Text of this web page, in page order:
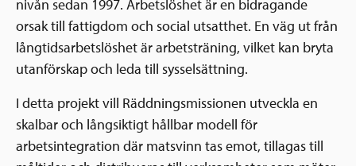
nivån sedan 1997. Arbetslöshet är en bidragande
orsak till fattigdom och social utsatthet. En väg ut från
långtidsarbetslöshet är arbetsträning, vilket kan bryta
utanförskap och leda till sysselsättning.
I detta projekt vill Räddningsmissionen utveckla en
skalbar och långsiktigt hållbar modell för
arbetsintegration där matsvinn tas emot, tillagas till